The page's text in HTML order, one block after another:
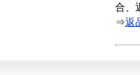
合、
⇒返